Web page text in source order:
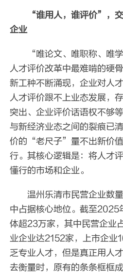
“谁用人，谁评价”，
企业
“唯论文、唯职称、唯
人才评价改革中最难啃的硬
新工种不断涌现，企业对人
人才评价跟不上业态发展，
突出、企业评价话语权不够
与新经济业态之间的裂痕已
价的“老尺子”量不出新价
行。其核心逻辑是：将人才
懂行的市场和企业。
温州乐清市民营企业数
中占据核心地位。截至2025
体超23万家，其中民营企业
业企业达2152家，上市企业
乏专业人才，但是真正用人
去衡量时，原有的条条框框